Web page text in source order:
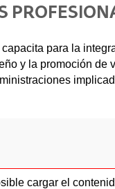
capacita para la
y la promoción de
cargar el